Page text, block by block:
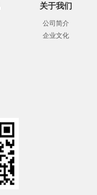
关于我们
公司简介
企业文化